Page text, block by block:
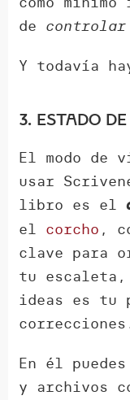
de controlar
Y todavía
3. Estado
El modo de
usar
libro es el
el corcho ,
clave para
tu escaleta,
ideas es tu
En él
y archivos